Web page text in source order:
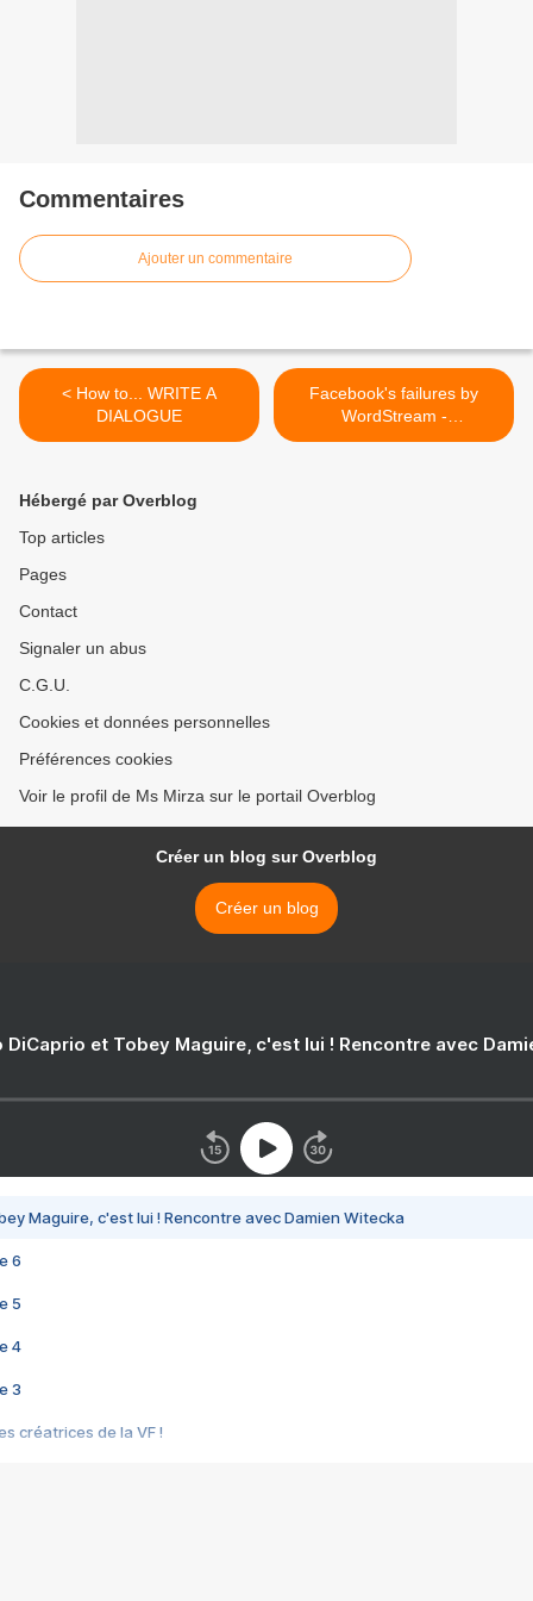
Commentaires
Ajouter un commentaire
< How to... WRITE A
DIALOGUE
Facebook's failures by
WordStream -
INFOGRAPHIC >
Hébergé par Overblog
Top articles
Pages
Contact
Signaler un abus
C.G.U.
Cookies et données personnelles
Préférences cookies
Voir le profil de Ms Mirza sur le portail Overblog
Créer un blog sur Overblog
Créer un blog
DiCaprio et Tobey Maguire, c'est lui ! Rencontre avec
Maguire, c'est lui ! Rencontre avec Damien Witecka
6
5
4
3
créatrices de la VF !